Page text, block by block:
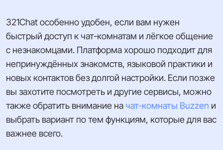
321Chat особенно удобен, если вам нужен
быстрый доступ к чат-комнатам и лёгкое общение
с незнакомцами. Платформа хорошо подходит для
непринуждённых знакомств, языковой практики и
новых контактов без долгой настройки. Если позже
вы захотите посмотреть и другие сервисы, можно
также обратить внимание на чат-комнаты Buzzen и
выбрать вариант по тем функциям, которые для вас
важнее всего.